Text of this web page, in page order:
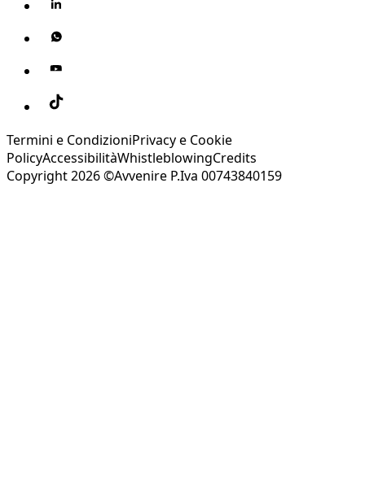
Termini e CondizioniPrivacy e Cookie
PolicyAccessibilitàWhistleblowingCredits
Copyright 2026 ©Avvenire P.Iva 00743840159